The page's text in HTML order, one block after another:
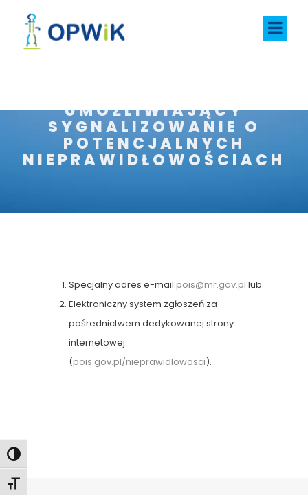
Toggle High Contrast
Toggle Font size
UMOŻLIWIAJĄCY
SYGNALIZOWANIE O
POTENCJALNYCH
NIEPRAWIDŁOWOŚCIACH
Specjalny adres e-mail pois@mr.gov.pl lub
Elektroniczny system zgłoszeń za
pośrednictwem dedykowanej strony
internetowej
(pois.gov.pl/nieprawidlowosci).